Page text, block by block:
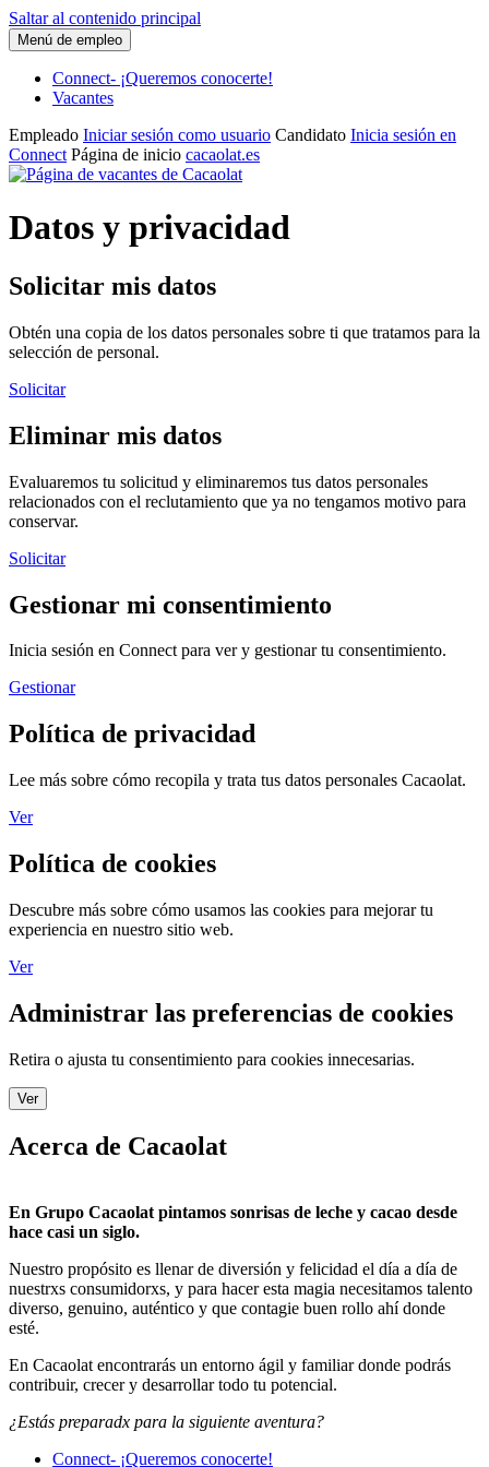
Saltar al contenido principal
Menú de empleo
Connect- ¡Queremos conocerte!
Vacantes
Empleado Iniciar sesión como usuario Candidato Inicia sesión en
Connect Página de inicio cacaolat.es
Datos y privacidad
Solicitar mis datos
Obtén una copia de los datos personales sobre ti que tratamos para la
selección de personal.
Solicitar
Eliminar mis datos
Evaluaremos tu solicitud y eliminaremos tus datos personales
relacionados con el reclutamiento que ya no tengamos motivo para
conservar.
Solicitar
Gestionar mi consentimiento
Inicia sesión en Connect para ver y gestionar tu consentimiento.
Gestionar
Política de privacidad
Lee más sobre cómo recopila y trata tus datos personales Cacaolat.
Ver
Política de cookies
Descubre más sobre cómo usamos las cookies para mejorar tu
experiencia en nuestro sitio web.
Ver
Administrar las preferencias de cookies
Retira o ajusta tu consentimiento para cookies innecesarias.
Ver
Acerca de Cacaolat
En Grupo Cacaolat pintamos sonrisas de leche y cacao desde
hace casi un siglo.
Nuestro propósito es llenar de diversión y felicidad el día a día de
nuestrxs consumidorxs, y para hacer esta magia necesitamos talento
diverso, genuino, auténtico y que contagie buen rollo ahí donde
esté.
En Cacaolat encontrarás un entorno ágil y familiar donde podrás
contribuir, crecer y desarrollar todo tu potencial.
¿Estás preparadx para la siguiente aventura?
Connect- ¡Queremos conocerte!